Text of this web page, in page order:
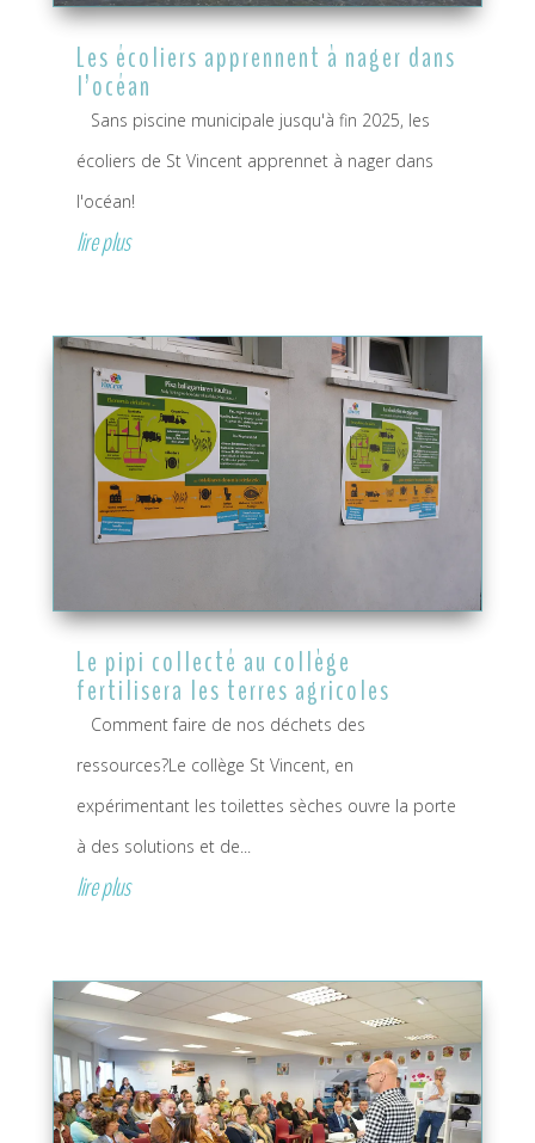
Les écoliers apprennent à nager dans
l’océan
Sans piscine municipale jusqu'à fin 2025, les
écoliers de St Vincent apprennet à nager dans
l'océan!
lire plus
Le pipi collecté au collège
fertilisera les terres agricoles
Comment faire de nos déchets des
ressources?Le collège St Vincent, en
expérimentant les toilettes sèches ouvre la porte
à des solutions et de...
lire plus